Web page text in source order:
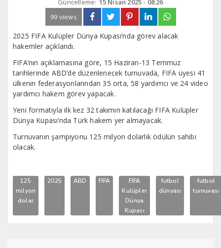
99 views
2025 FIFA Kulüpler Dünya Kupası’nda görev alacak
hakemler açıklandı.
FIFA’nın açıklamasına göre, 15 Haziran-13 Temmuz
tarihlerinde ABD’de düzenlenecek turnuvada, FIFA üyesi 41
ülkenin federasyonlarından 35 orta, 58 yardımcı ve 24 video
yardımcı hakem görev yapacak.
Yeni formatıyla ilk kez 32 takımın katılacağı FIFA Kulüpler
Dünya Kupası’nda Türk hakem yer almayacak.
Turnuvanın şampiyonu 125 milyon dolarlık ödülün sahibi
olacak.
125
milyon
dolar
2025 ABD FIFA
FIFA
Kulüpler
Dünya
Kupası
futbol
dünyası
futbol
turnuvası